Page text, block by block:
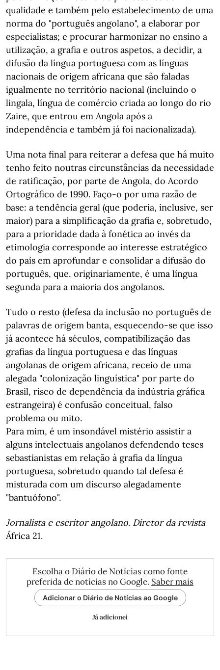
qualidade e também pelo estabelecimento de uma
norma do "português angolano", a elaborar por
especialistas; e procurar harmonizar no ensino a
utilização, a grafia e outros aspetos, a decidir, a
difusão da língua portuguesa com as línguas
nacionais de origem africana que são faladas
igualmente no território nacional (incluindo o
lingala, língua de comércio criada ao longo do rio
Zaire, que entrou em Angola após a
independência e também já foi nacionalizada).
Uma nota final para reiterar a defesa que há muito
tenho feito noutras circunstâncias da necessidade
de ratificação, por parte de Angola, do Acordo
Ortográfico de 1990. Faço-o por uma razão de
base: a tendência geral (que poderia, inclusive, ser
maior) para a simplificação da grafia e, sobretudo,
para a prioridade dada à fonética ao invés da
etimologia corresponde ao interesse estratégico
do país em aprofundar e consolidar a difusão do
português, que, originariamente, é uma língua
segunda para a maioria dos angolanos.
Tudo o resto (defesa da inclusão no português de
palavras de origem banta, esquecendo-se que isso
já acontece há séculos, compatibilização das
grafias da língua portuguesa e das línguas
angolanas de origem africana, receio de uma
alegada "colonização linguística" por parte do
Brasil, risco de dependência da indústria gráfica
estrangeira) é confusão conceitual, falso
problema ou mito.
Para mim, é um insondável mistério assistir a
alguns intelectuais angolanos defendendo teses
sebastianistas em relação à grafia da língua
portuguesa, sobretudo quando tal defesa é
misturada com um discurso alegadamente
"bantuófono".
Jornalista e escritor angolano. Diretor da revista
África 21.
Escolha o Diário de Notícias como fonte
preferida de notícias no Google. Saber mais
Adicionar o Diário de Notícias ao Google
Já adicionei